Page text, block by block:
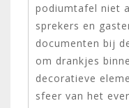
podiumtafel niet
sprekers en
documenten bij
om drankjes
decoratieve
sfeer van het